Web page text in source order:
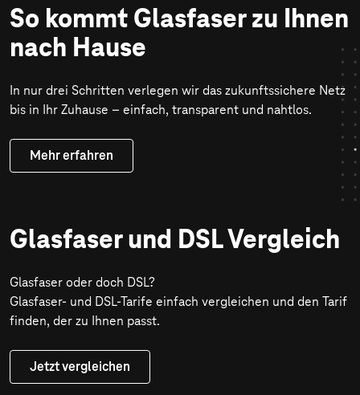
So kommt Glas­faser zu Ihnen
nach Hause
In nur drei Schritten verlegen wir das zukunftssichere Netz
bis in Ihr Zuhause – einfach, transparent und nahtlos.
Mehr erfahren
Glasfaser und DSL Vergleich
Glasfaser oder doch DSL?
Glasfaser- und DSL-Tarife einfach vergleichen und den Tarif
finden, der zu Ihnen passt.
Jetzt vergleichen